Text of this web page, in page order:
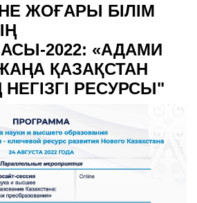
ЖОҒАРЫ БІЛІМ
2022: «АДАМИ
ҚАЗАҚСТАН
РЕСУРСЫ"